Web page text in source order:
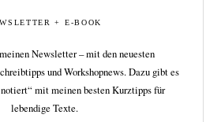
+ E-BOOK
Newsletter – mit den neuesten
und Workshopnews. Dazu gibt es
mit meinen besten Kurztipps für
lebendige Texte.